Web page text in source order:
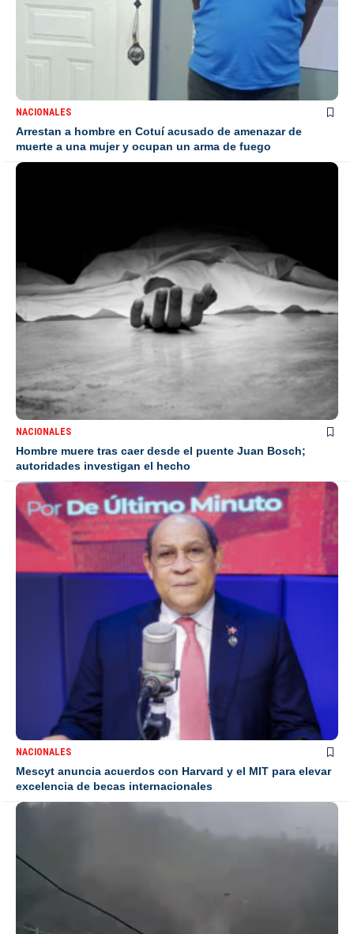
NACIONALES
Arrestan a hombre en Cotuí acusado de amenazar de
muerte a una mujer y ocupan un arma de fuego
NACIONALES
Hombre muere tras caer desde el puente Juan Bosch;
autoridades investigan el hecho
NACIONALES
Mescyt anuncia acuerdos con Harvard y el MIT para elevar
excelencia de becas internacionales